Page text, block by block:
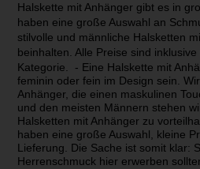
Halskette mit Anhänger gibt es in
haben eine große Auswahl an
stilvolle und männliche Halsketten
beinhalten. Alle Preise sind
Kategorie. - Eine Halskette mit
feminin oder fein im Design sein.
Anhänger, die einen maskulinen
und den meisten Männern stehen
Halsketten mit Anhänger zu
haben eine große Auswahl, kleine
Lieferung. Die Sache ist somit klar:
Herrenschmuck hier erwerben